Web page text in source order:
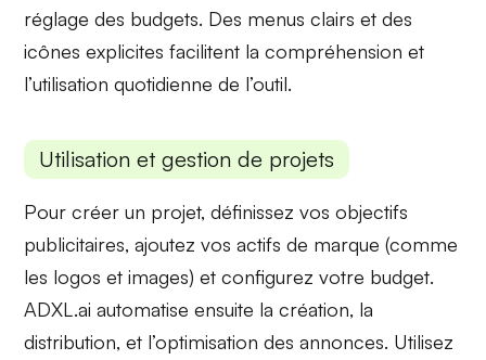
réglage des budgets. Des menus clairs et des
icônes explicites facilitent la compréhension et
l’utilisation quotidienne de l’outil.
Utilisation et gestion de projets
Pour créer un projet, définissez vosobjectifs
publicitaires, ajoutez vos actifs de marque (comme
les logos et images) et configurez votre budget.
ADXL.ai automatise ensuite lacréation, la
distribution, et l’optimisation des annonces. Utilisez